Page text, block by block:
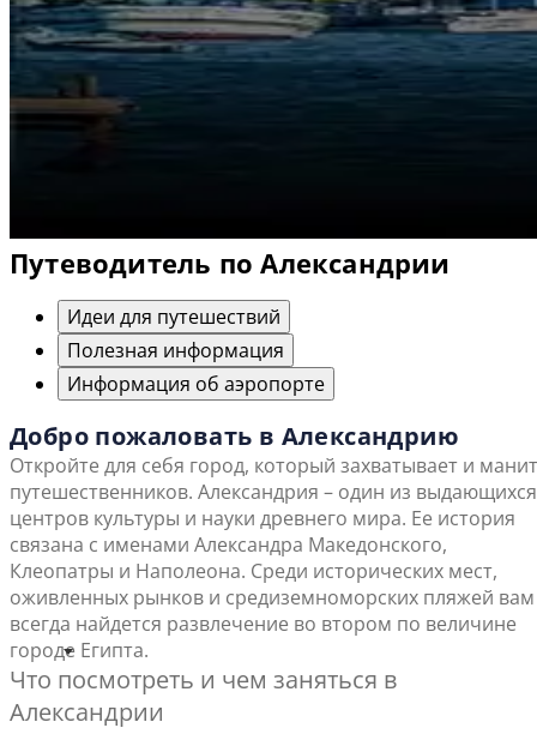
Путеводитель по Александрии
Идеи для путешествий
Полезная информация
Информация об аэропорте
Добро пожаловать в Александрию
Откройте для себя город, который захватывает и манит
путешественников. Александрия – один из выдающихся
центров культуры и науки древнего мира. Ее история
связана с именами Александра Македонского,
Клеопатры и Наполеона. Среди исторических мест,
оживленных рынков и средиземноморских пляжей вам
всегда найдется развлечение во втором по величине
городе Египта.
Что посмотреть и чем заняться в
Александрии